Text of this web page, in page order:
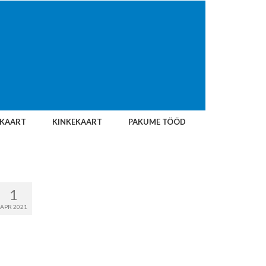
KINKEKAART PAKUME TÖÖD
1
APR 2021